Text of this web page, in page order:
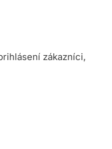
zákazníci,